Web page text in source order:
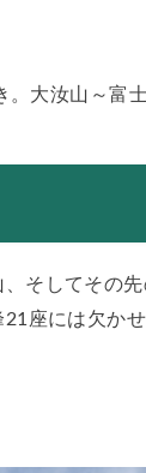
。大汝山～富
そしてその
座には欠か